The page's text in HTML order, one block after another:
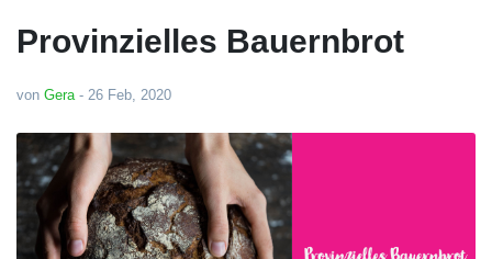
Provinzielles Bauernbrot
von Gera- 26 Feb, 2020